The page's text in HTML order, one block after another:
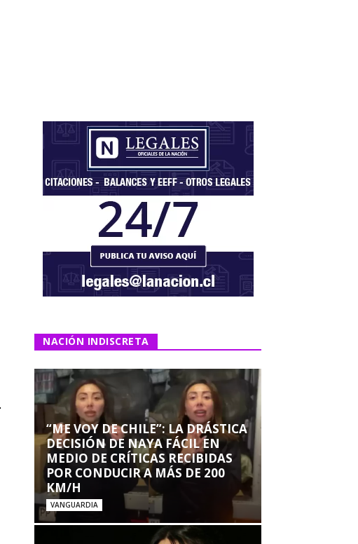
NACIÓN INDISCRETA
“ME VOY DE CHILE”: LA DRÁSTICA
DECISIÓN DE NAYA FÁCIL EN
MEDIO DE CRÍTICAS RECIBIDAS
POR CONDUCIR A MÁS DE 200
KM/H
VANGUARDIA